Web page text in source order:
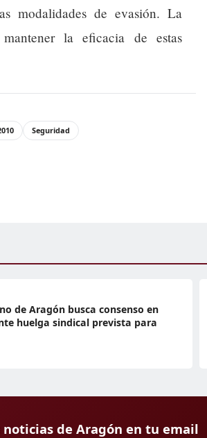
modalidades de evasión. La
la eficacia de estas
Seguridad
de Aragón busca consenso en
huelga sindical prevista para
noticias de Aragón en tu email